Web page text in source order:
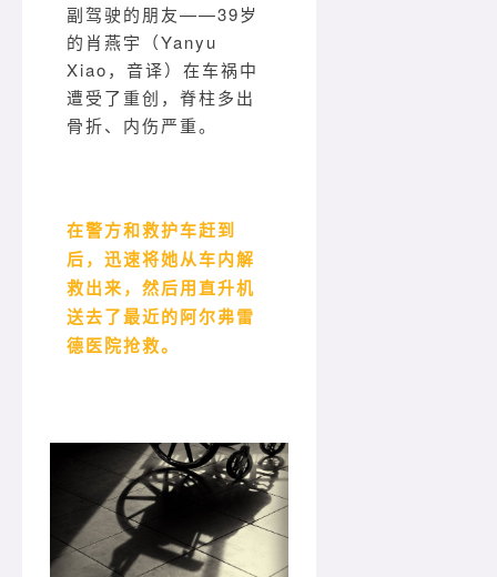
副驾驶的朋友——39岁
的肖燕宇（Yanyu
Xiao，音译）在车祸中
遭受了重创，脊柱多出
骨折、内伤严重。
在警方和救护车赶到
后，迅速将她从车内解
救出来，然后用直升机
送去了最近的阿尔弗雷
德医院抢救。